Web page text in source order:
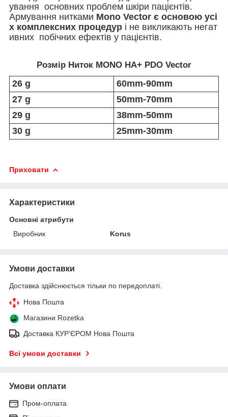
ування основних проблем шкіри пацієнтів.
Армування нитками Mono Vector є основою усі
х комплексних процедур і не викликають негат
ивних побічних ефектів у пацієнтів.
Розмір Ниток MONO HA+ PDO Vector
26 g
60mm-90mm
27 g
50mm-70mm
29 g
38mm-50mm
30 g
25mm-30mm
Приховати
Характеристики
Основні атрибути
Виробник
Korus
Умови доставки
Доставка здійснюється тільки по передоплаті.
Нова Пошта
Магазини Rozetka
Доставка КУР'ЄРОМ Нова Пошта
Всі умови доставки
Умови оплати
Пром-оплата